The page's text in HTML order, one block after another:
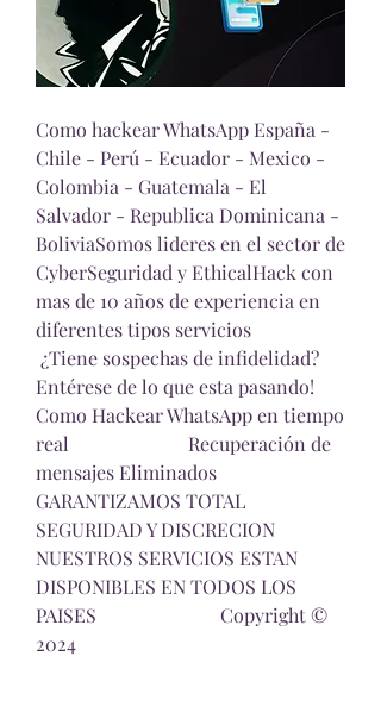
Como hackear WhatsApp España -
Chile - Perú - Ecuador - Mexico -
Colombia - Guatemala - El
Salvador - Republica Dominicana -
BoliviaSomos lideres en el sector de
CyberSeguridad y EthicalHack con
mas de 10 años de experiencia en
diferentes tipos servicios
¿Tiene sospechas de infidelidad?
Entérese de lo que esta pasando!
Como Hackear WhatsApp en tiempo
real                         Recuperación de
mensajes Eliminados
GARANTIZAMOS TOTAL
SEGURIDAD Y DISCRECION
NUESTROS SERVICIOS ESTAN
DISPONIBLES EN TODOS LOS
PAISES                          Copyright ©
2024